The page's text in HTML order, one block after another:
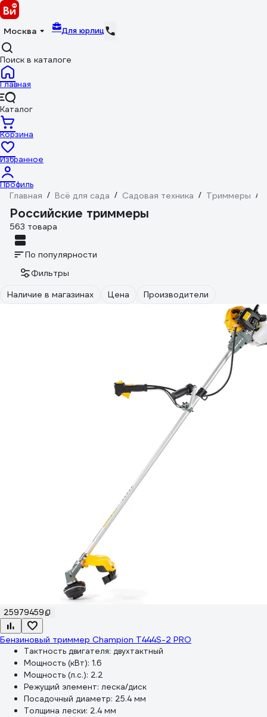
Москва Для юрлиц
Поиск в каталоге
Главная
Каталог
Корзина
Избранное
Профиль
Главная / Всё для сада / Садовая техника / Триммеры /
Российские триммеры
563 товара
По популярности
Фильтры
Наличие в магазинах
Цена Производители
25979459
Бензиновый триммер Champion T444S-2 PRO
Тактность двигателя: двухтактный
Мощность (кВт): 1.6
Мощность (л.с.): 2.2
Режущий элемент: леска/диск
Посадочный диаметр: 25.4 мм
Толщина лески: 2.4 мм